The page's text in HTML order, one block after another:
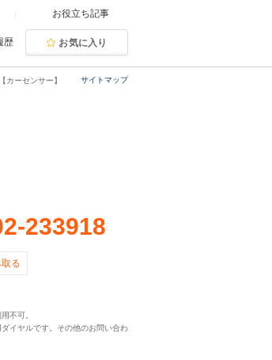
お役立ち記事
歴 お気に入り
サイトマップ
ーセンサー】
233918
る
不可。
イヤルです。その他のお問い合わ